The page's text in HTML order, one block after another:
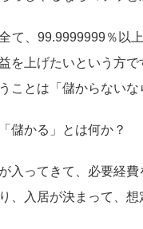
て、99.9999999％以
を上げたいという方で
ことは「儲からない
儲かる」とは何か？
入ってきて、必要経費
、入居が決まって、想